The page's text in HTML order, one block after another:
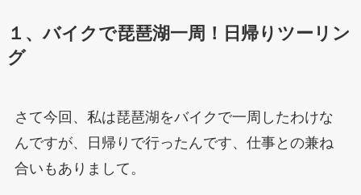
１、バイクで琵琶湖一周！日帰りツーリン
グ
さて今回、私は琵琶湖をバイクで一周したわけな
んですが、日帰りで行ったんです、仕事との兼ね
合いもありまして。